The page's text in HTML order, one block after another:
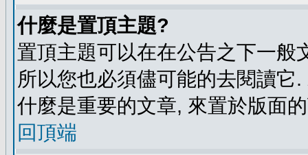
什麼是置頂主題?
置頂主題可以在在公告之下一般
所以您也必須儘可能的去閱讀
什麼是重要的文章, 來置於版面
回頂端